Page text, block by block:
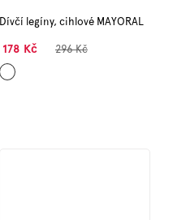
Dívčí legíny, cihlové MAYORAL
178 Kč 296 Kč
Cihlová